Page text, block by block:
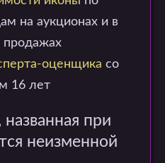
на аукционах и в
продажах
оценщика со
16 лет
при
неизменной